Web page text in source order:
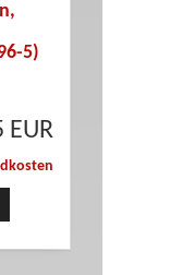
5)
EUR